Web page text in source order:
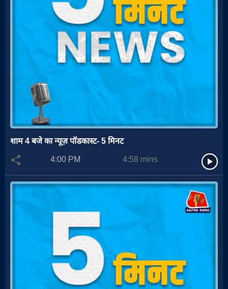
शाम 4 बजे का न्यूज़ पॉडकास्ट- 5 मिनट
4:00 PM
4:58 mins